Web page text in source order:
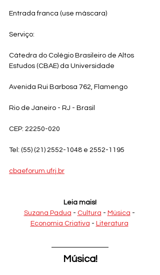
Entrada franca (use máscara)
Serviço:
Cátedra do Colégio Brasileiro de Altos
Estudos (CBAE) da Universidade
Avenida Rui Barbosa 762, Flamengo
Rio de Janeiro - RJ - Brasil
CEP: 22250-020
Tel: (55) (21) 2552-1048 e 2552-1195
cbaeforum.ufrj.br
Leia mais!
Suzana Padua - Cultura - Música -
Economia Criativa - Literatura
Música!